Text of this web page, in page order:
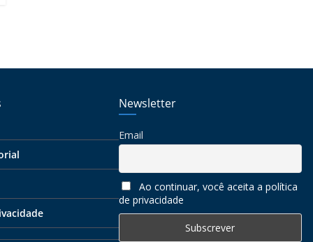
Newsletter
Email
Ao continuar, você aceita a política
de privacidade